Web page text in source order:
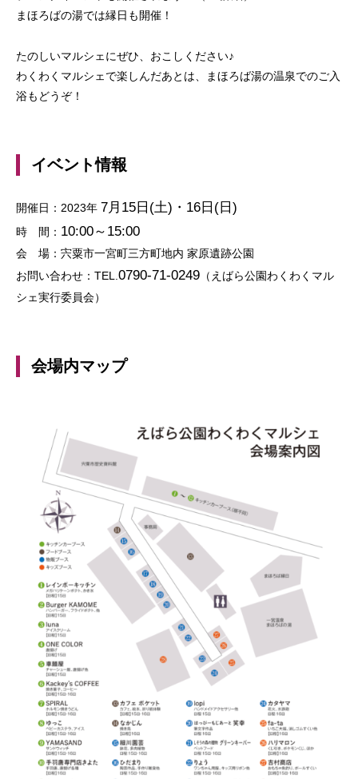
まほろばの湯では縁日も開催！
たのしいマルシェにぜひ、おこしください♪
わくわくマルシェで楽しんだあとは、まほろば湯の温泉でのご入
浴もどうぞ！
イベント情報
開催日：2023年 7月15日(土)・16日(日)
時 間： 10:00～15:00
会 場：宍粟市一宮町三方町地内 家原遺跡公園
お問い合わせ：TEL. 0790-71-0249 （えばら公園わくわくマル
シェ実行委員会）
会場内マップ